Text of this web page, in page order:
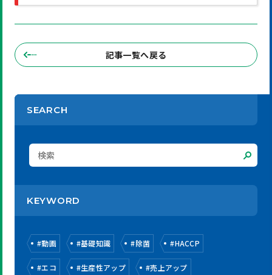
記事一覧へ戻る
SEARCH
KEYWORD
#動画 #基礎知識 #除菌 #HACCP
#エコ #生産性アップ #売上アップ